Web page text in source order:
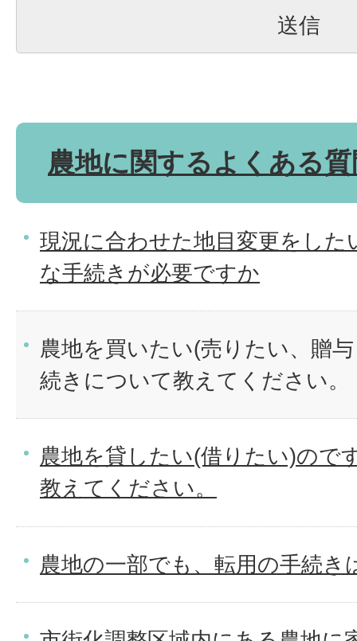
農地に関するよくある
現況に合わせた地目変更をし
な手続きが必要ですか
農地を買いたい(売りたい、贈
続きについて教えてください。
農地を貸したい(借りたい)ので
教えてください。
農地の一部でも、転用の手続き